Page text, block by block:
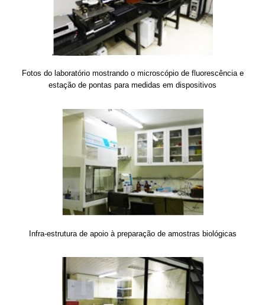
Fotos do laboratório mostrando o microscópio de fluorescência e
estação de pontas para medidas em dispositivos
Infra-estrutura de apoio à preparação de amostras biológicas